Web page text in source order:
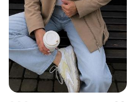
999 грн
1
899 грн з 11 серп
Пиджак куртка
M